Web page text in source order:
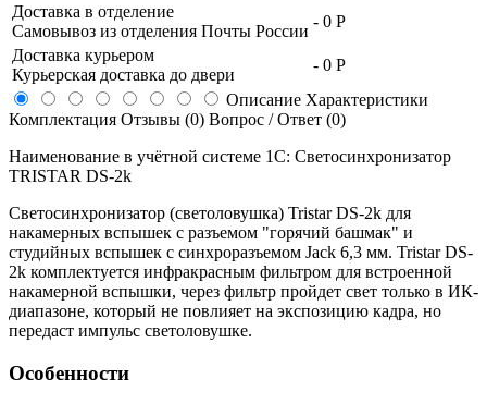
Доставка в отделение
Самовывоз из отделения Почты России
- 0 Р
Доставка курьером
Курьерская доставка до двери
- 0 Р
Описание Характеристики
Комплектация Отзывы (0) Вопрос / Ответ (0)
Наименование в учётной системе 1С: Светосинхронизатор
TRISTAR DS-2k
Светосинхронизатор (светоловушка) Tristar DS-2k для
накамерных вспышек с разъемом "горячий башмак" и
студийных вспышек с синхроразъемом Jack 6,3 мм. Tristar DS-
2k комплектуется инфракрасным фильтром для встроенной
накамерной вспышки, через фильтр пройдет свет только в ИК-
диапазоне, который не повлияет на экспозицию кадра, но
передаст импульс светоловушке.
Особенности